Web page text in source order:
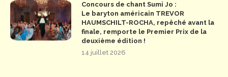
Concours de chant Sumi Jo :
Le baryton américain TREVOR
HAUMSCHILT-ROCHA, repêché avant la
finale, remporte le Premier Prix de la
deuxième édition !
14 juillet 2026